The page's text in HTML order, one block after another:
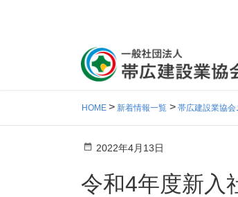
HOME 新着情報一覧 帯広建設業協会
2022年4月13日
令和4年度新入